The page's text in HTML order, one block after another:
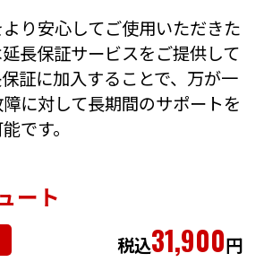
り安心してご使用いただきた
長保証サービスをご提供して
証に加入することで、万が一
に対して長期間のサポートを
です。
ート
税込31,900円